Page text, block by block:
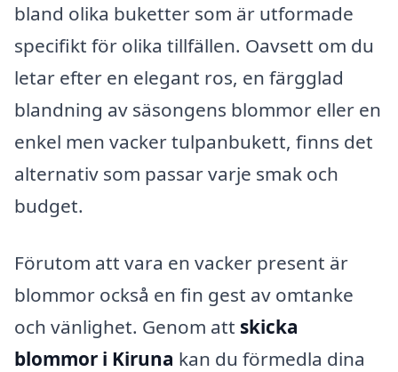
bland olika buketter som är utformade
specifikt för olika tillfällen. Oavsett om du
letar efter en elegant ros, en färgglad
blandning av säsongens blommor eller en
enkel men vacker tulpanbukett, finns det
alternativ som passar varje smak och
budget.
Förutom att vara en vacker present är
blommor också en fin gest av omtanke
och vänlighet. Genom att skicka
blommor i Kiruna kan du förmedla dina